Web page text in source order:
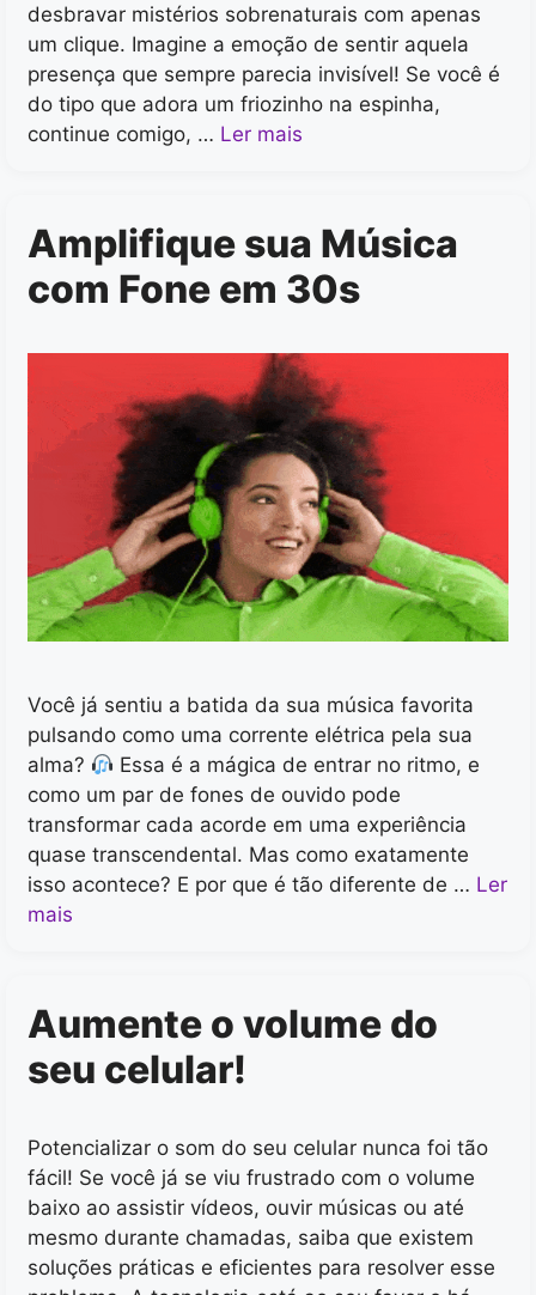
desbravar mistérios sobrenaturais com apenas
um clique. Imagine a emoção de sentir aquela
presença que sempre parecia invisível! Se você é
do tipo que adora um friozinho na espinha,
continue comigo, … Ler mais
Amplifique sua Música
com Fone em 30s
Você já sentiu a batida da sua música favorita
pulsando como uma corrente elétrica pela sua
alma?
Essa é a mágica de entrar no ritmo, e
como um par de fones de ouvido pode
transformar cada acorde em uma experiência
quase transcendental. Mas como exatamente
isso acontece? E por que é tão diferente de … Ler
mais
Aumente o volume do
seu celular!
Potencializar o som do seu celular nunca foi tão
fácil! Se você já se viu frustrado com o volume
baixo ao assistir vídeos, ouvir músicas ou até
mesmo durante chamadas, saiba que existem
soluções práticas e eficientes para resolver esse